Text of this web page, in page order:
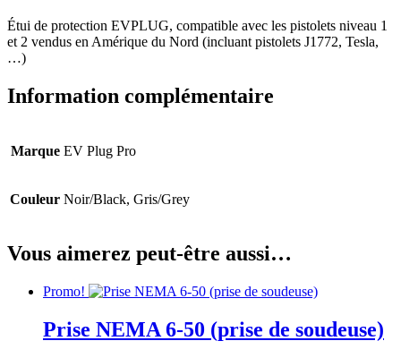
Étui de protection EVPLUG, compatible avec les pistolets niveau 1
et 2 vendus en Amérique du Nord (incluant pistolets J1772, Tesla,
…)
Information complémentaire
Marque EV Plug Pro
Couleur Noir/Black, Gris/Grey
Vous aimerez peut-être aussi…
Promo!
Prise NEMA 6-50 (prise de soudeuse)